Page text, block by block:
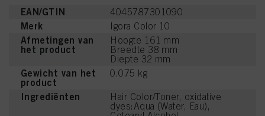
EAN/GTIN 4045787301090
Merk Igora Color 10
Afmetingen van
het product
Hoogte 161 mm
Breedte 38 mm
Diepte 32 mm
Gewicht van het
product
0.075 kg
Ingrediënten
Hair Color/Toner, oxidative
dyes:Aqua (Water, Eau),